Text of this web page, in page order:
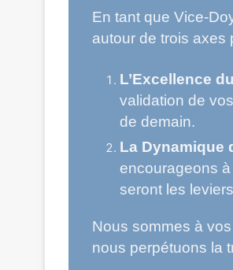
En tant que Vice-
autour de trois axes
L’Excellence
validation de
de demain.
La Dynamique
encourageons
seront les
Nous sommes à
nous perpétuons la